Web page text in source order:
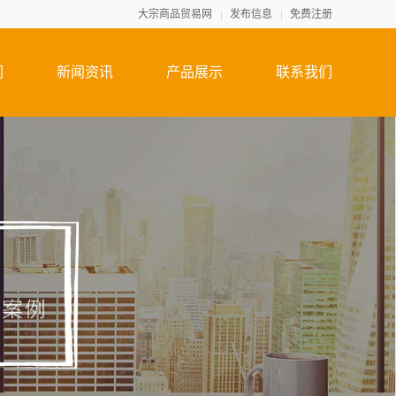
大宗商品贸易网 发布信息 免费注册
新闻资讯 产品展示 联系我们